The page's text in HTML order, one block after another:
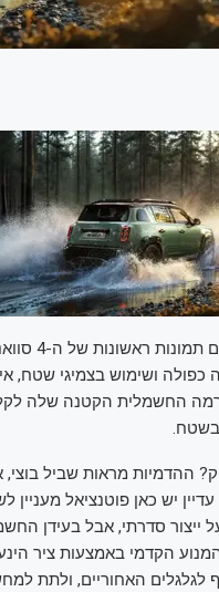
של ה-4 סוואנה, קונספט עם הנעה כפולה ל
כפולה ושימוש בצמיגי שטח,
החשמלית הקטנה שלה
בשטח.
ההדמיות מראות שביל
יש כאן פוטנציאל
ייצור סדרתי, אבל בעידן
הקדמי באמצעות ציר
לגלגלים האחוריים, ולתת